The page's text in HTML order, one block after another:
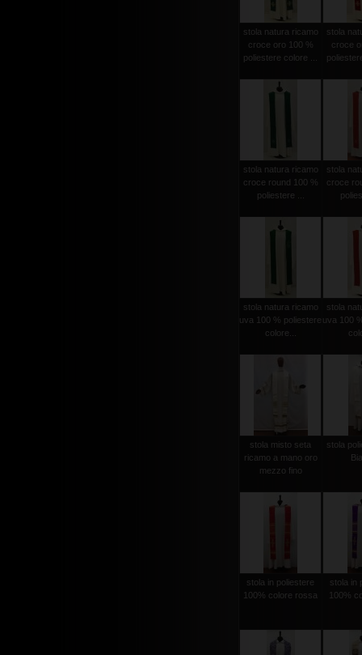
stola natura ricamo
croce oro 100 %
poliestere colore ...
stola
croce
stola natura ricamo
croce round 100 %
poliestere ...
stola
croce
stola natura ricamo
uva 100 % poliestere
colore...
stola
uva 100
stola misto seta
ricamo a mano oro
mezzo fino
stola
stola in poliestere
100% colore rossa
stola in
100%